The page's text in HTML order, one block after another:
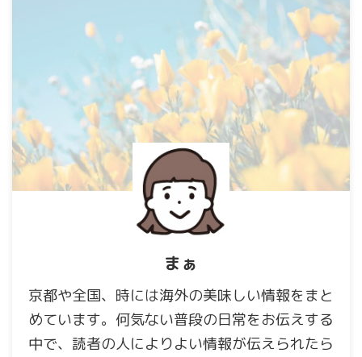
まぁ
京都や全国、時には海外の美味しい情報をまと
めています。何気ない普段の日常をお伝えする
中で、読者の人によりよい情報が伝えられたら